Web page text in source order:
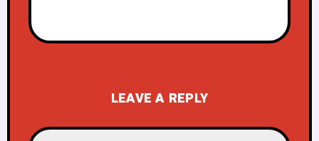
LEAVE A REPLY